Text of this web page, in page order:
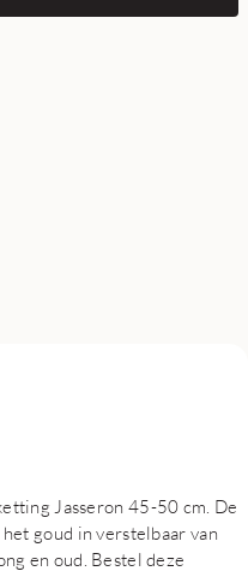
Jasseron 45-50 cm. De
goud in verstelbaar van
en oud. Bestel deze